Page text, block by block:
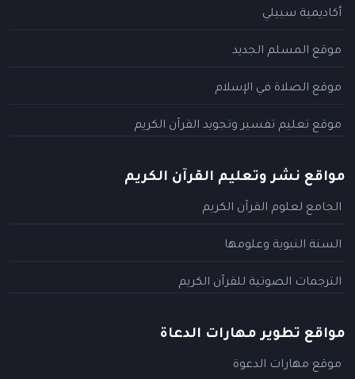
أكاديمية سبيلي
موقع المسلم الجديد
موقع الصلاة في الإسلام
موقع تعليم تفسير وتجويد القرآن الكريم
مواقع نشر وتعليم القرآن الكريم
الجامع لعلوم القرآن الكريم
السنة النبوية وعلومها
الترجمات الصوتية للقرآن الكريم
مواقع تطوير مهارات الدعاة
موقع مهارات الدعوة